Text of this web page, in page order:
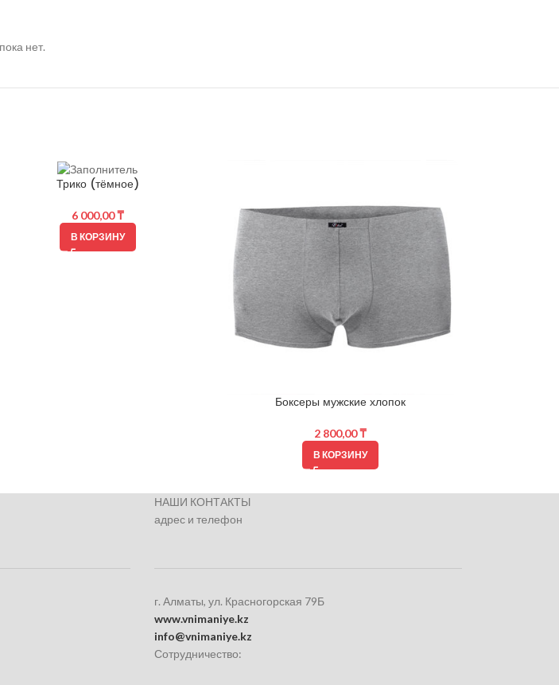
нет.
Трико (тёмное)
6 000,00₸
В КОРЗИНУ
Боксеры мужские хлопок
2 800,00₸
В КОРЗИНУ
НАШИ КОНТАКТЫ
адрес и телефон
г. Алматы, ул. Красногорская 79Б
www.vnimaniye.kz
info@vnimaniye.kz
Сотрудничество: